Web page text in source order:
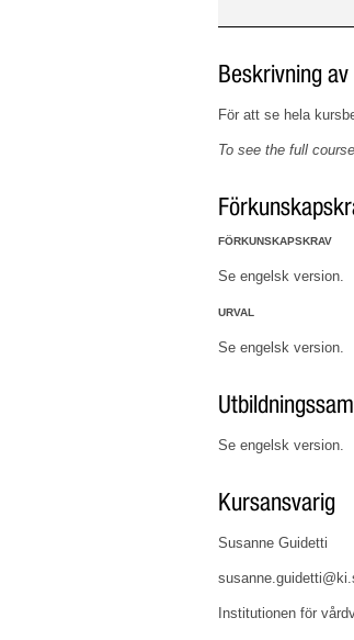
Beskrivning
För att se hela
To see the full
FÖRKUNSKAPSKRAV
Se engelsk version.
URVAL
Se engelsk version.
Se engelsk version.
Kursansvarig
Susanne Guidetti
Institutionen för